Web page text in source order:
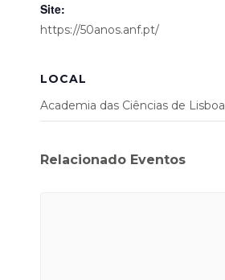
Site:
https://50anos.anf.pt/
LOCAL
Academia das Ciências de Lisboa
Relacionado Eventos